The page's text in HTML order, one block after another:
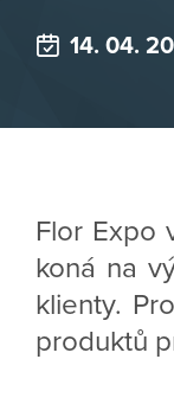
14. 04.
Flor Expo
koná na
klienty.
produktů